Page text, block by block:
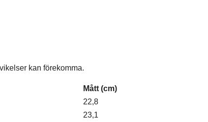
kan förekomma.
Mått (cm)
22,8
23,1